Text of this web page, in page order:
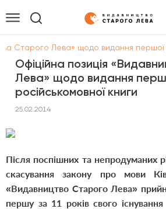
Старого Лева» щодо видання першої
Офіційна позиція
Лева» щодо видання
російськомовної книги
25.02.2014
Після поспішних та непродуманих
скасування закону про мови
«Видавництво Старого Лева»
першу за 11 років свого